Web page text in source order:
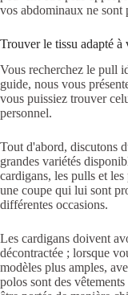
vos abdominaux ne sont
Trouver le tissu adapté à
Vous recherchez le pull
guide, nous vous
vous puissiez trouver
personnel.
Tout d'abord, discutons
grandes variétés
cardigans, les pulls et les
une coupe qui lui sont
différentes occasions.
Les cardigans doivent
décontractée ; lorsque
modèles plus amples,
polos sont des